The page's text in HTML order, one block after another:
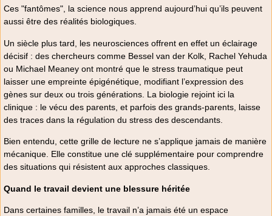
Ces "fantômes", la science nous apprend aujourd’hui qu’ils peuvent
aussi être des réalités biologiques.
Un siècle plus tard, les neurosciences offrent en effet un éclairage
décisif : des chercheurs comme Bessel van der Kolk, Rachel Yehuda
ou Michael Meaney ont montré que le stress traumatique peut
laisser une empreinte épigénétique, modifiant l’expression des
gènes sur deux ou trois générations. La biologie rejoint ici la
clinique : le vécu des parents, et parfois des grands-parents, laisse
des traces dans la régulation du stress des descendants.
Bien entendu, cette grille de lecture ne s’applique jamais de manière
mécanique. Elle constitue une clé supplémentaire pour comprendre
des situations qui résistent aux approches classiques.
Quand le travail devient une blessure héritée
Dans certaines familles, le travail n’a jamais été un espace